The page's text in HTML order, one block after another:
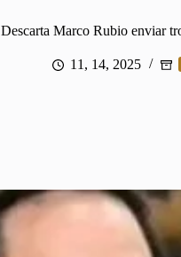
Descarta Marco Rubio enviar
11, 14, 2025